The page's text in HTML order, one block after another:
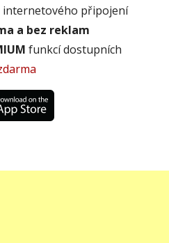
připojení
a bez reklam
funkcí dostupních